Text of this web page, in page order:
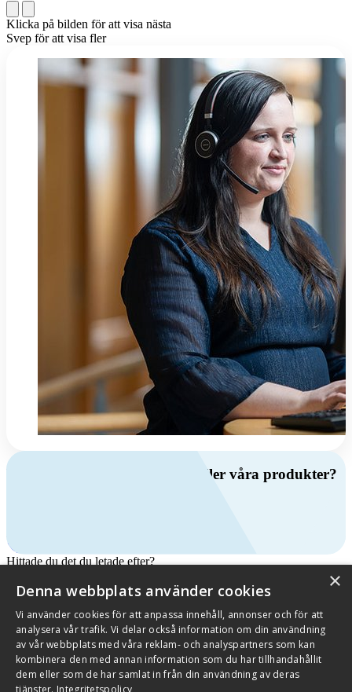
Klicka på bilden för att visa nästa
Svep för att visa fler
Har du frågor om ventilation eller våra produkter?
Kontakta oss
Hittade du det du letade efter?
Källhultsvängen 5B, 672 41 Töcksfors
Se i Google Maps ↗
×
Denna webbplats använder cookies
Vi använder cookies för att anpassa innehåll, annonser och för att
analysera vår trafik. Vi delar också information om din användning
av vår webbplats med våra reklam- och analyspartners som kan
kombinera den med annan information som du har tillhandahållit
dem eller som de har samlat in från din användning av deras
tjänster. Integritetspolicy